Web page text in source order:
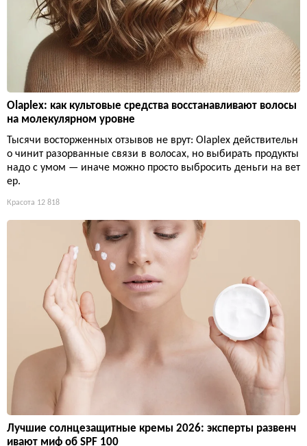
Olaplex: как культовые средства восстанавливают волосы
на молекулярном уровне
Тысячи восторженных отзывов не врут: Olaplex действительн
о чинит разорванные связи в волосах, но выбирать продукты
надо с умом — иначе можно просто выбросить деньги на вет
ер.
Красота 12 818
Лучшие солнцезащитные кремы 2026: эксперты развенч
ивают миф об SPF 100